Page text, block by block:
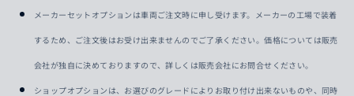
メーカーセットオプションは車両ご注文時に申し受けます。メーカーの工場で装着
するため、ご注文後はお受け出来ませんのでご了承ください。価格については販売
会社が独自に決めておりますので、詳しくは販売会社にお問合せください。
ショップオプションは、お選びのグレードによりお取り付け出来ないものや、同時